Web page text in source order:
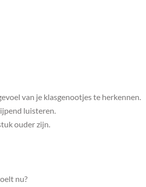
van je klasgenootjes te herkennen.
luisteren.
ouder zijn.
nu?